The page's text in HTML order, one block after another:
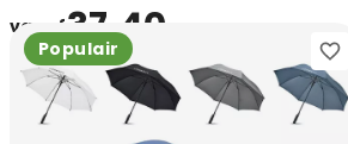
vanaf37,40
Populair